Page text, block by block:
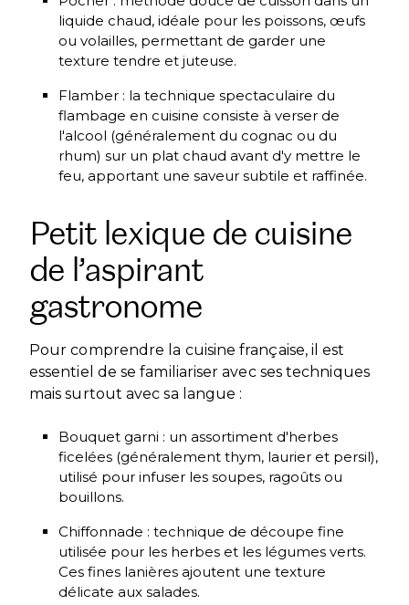
liquide chaud, idéale pour les poissons, œufs
ou volailles, permettant de garder une
texture tendre et juteuse.
Flamber : la technique spectaculaire du
flambage en cuisine consiste à verser de
l'alcool (généralement du cognac ou du
rhum) sur un plat chaud avant d'y mettre le
feu, apportant une saveur subtile et raffinée.
Petit lexique de cuisine
de l’aspirant
gastronome
Pour comprendre la cuisine française, il est
essentiel de se familiariser avec ses techniques
mais surtout avec sa langue :
Bouquet garni : un assortiment d'herbes
ficelées (généralement thym, laurier et persil),
utilisé pour infuser les soupes, ragoûts ou
bouillons.
Chiffonnade : technique de découpe fine
utilisée pour les herbes et les légumes verts.
Ces fines lanières ajoutent une texture
délicate aux salades.